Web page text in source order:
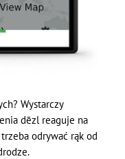
Wystarczy
dēzl reaguje na
odrywać rąk od